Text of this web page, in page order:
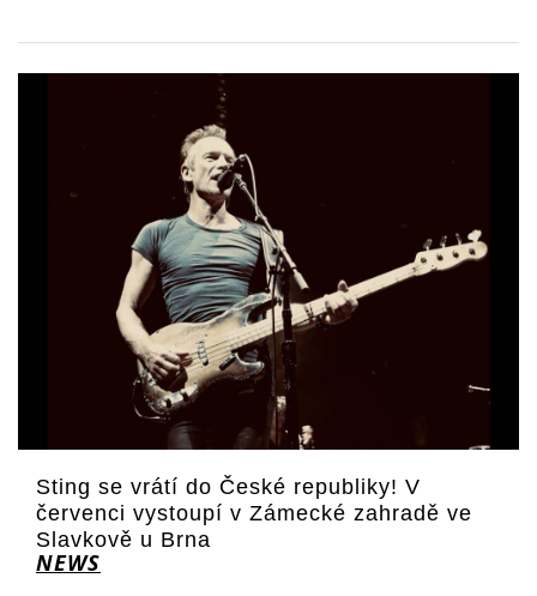
Sting se vrátí do České republiky! V
červenci vystoupí v Zámecké zahradě ve
Slavkově u Brna
NEWS